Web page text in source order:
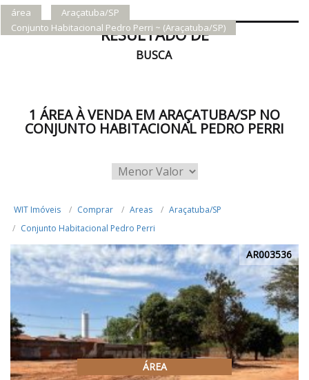
área
Araçatuba/SP
Conjunto Habitacional Pedro Perri ~ (Araçatuba/SP)
RESULTADO DE
BUSCA
1 ÁREA À VENDA EM ARAÇATUBA/SP NO
CONJUNTO HABITACIONAL PEDRO PERRI
WIT Imóveis Comprar Areas
Araçatuba/SP
Conjunto Habitacional Pedro Perri
AR003536
ÁREA